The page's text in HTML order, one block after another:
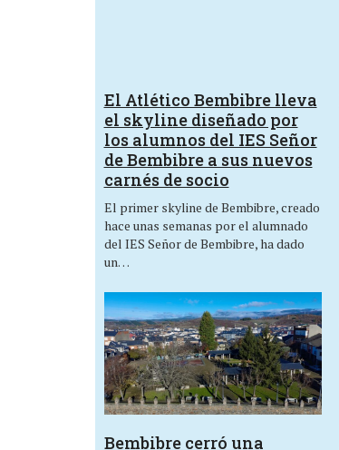
El Atlético Bembibre lleva
el skyline diseñado por
los alumnos del IES Señor
de Bembibre a sus nuevos
carnés de socio
El primer skyline de Bembibre, creado
hace unas semanas por el alumnado
del IES Señor de Bembibre, ha dado
un…
Bembibre cerró una